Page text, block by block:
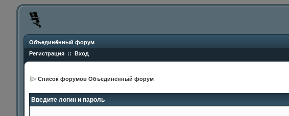
Объединённый форум
Регистрация :: Вход
Список форумов Объединённый форум
Введите логин и пароль